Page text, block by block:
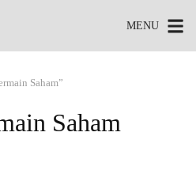
MENU
Saham”
Saham